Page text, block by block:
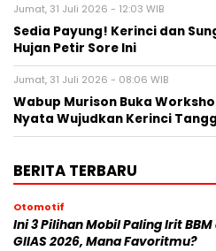
Jumat, 31 Juli 2026 - 12:03 WIB
Sedia Payung! Kerinci dan
Hujan Petir Sore Ini
Jumat, 31 Juli 2026 - 08:06 WIB
Wabup Murison Buka
Nyata Wujudkan Kerinci
BERITA TERBARU
Otomotif
Ini 3 Pilihan Mobil Paling Irit BBM
GIIAS 2026, Mana Favoritmu?